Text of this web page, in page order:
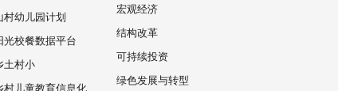
村幼儿园计划
光校餐数据平台
土村小
村儿童教育信息化
宏观经济
结构改革
可持续投资
绿色发展与转型